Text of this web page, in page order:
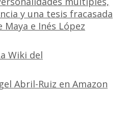
y una tesis fracasada
Maya e Inés López
Wiki del
Abril-Ruiz en Amazon